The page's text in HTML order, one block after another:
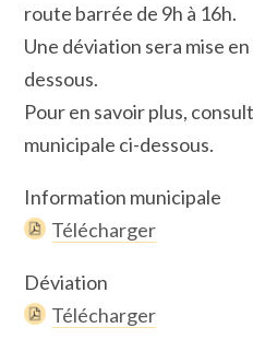
route barrée de 9h à 16h.
Une déviation sera mise
dessous.
Pour en savoir plus,
municipale ci-dessous.
Information municipale
Télécharger
Déviation
Télécharger